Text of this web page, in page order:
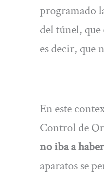
programado
del túnel, que
es decir, que
En este
Control de
no iba a
aparatos se